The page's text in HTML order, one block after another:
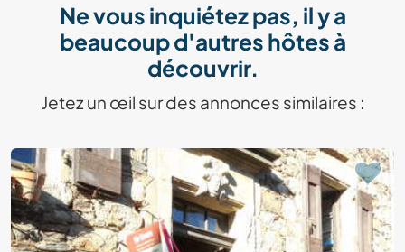
Ne vous inquiétez pas, il y a
beaucoup d'autres hôtes à
découvrir.
Jetez un œil sur des annonces similaires :